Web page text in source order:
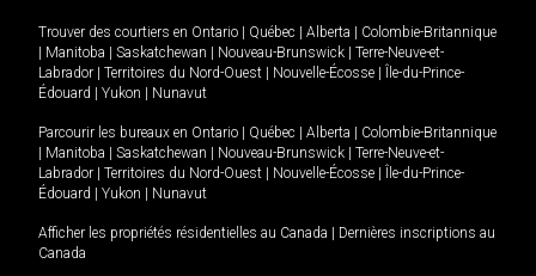
Trouver des courtiers en Ontario Québec Alberta
Colombie-Britannique
Manitoba Saskatchewan Nouveau-Brunswick
Terre-Neuve-et-
Labrador
Territoires du Nord-Ouest Nouvelle-Écosse
Île-du-Prince-
Édouard
Yukon Nunavut
Parcourir les bureaux en Ontario Québec Alberta
Colombie-Britannique
Manitoba Saskatchewan Nouveau-Brunswick
Terre-Neuve-et-
Labrador
Territoires du Nord-Ouest Nouvelle-Écosse
Île-du-Prince-
Édouard
Yukon Nunavut
Afficher les propriétés résidentielles au Canada
Dernières inscriptions au
Canada